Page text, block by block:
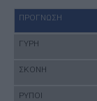
ΠΡΟΓΝΩΣΗ
ΓΥΡΗ
ΣΚΟΝΗ
ΡΥΠΟΙ